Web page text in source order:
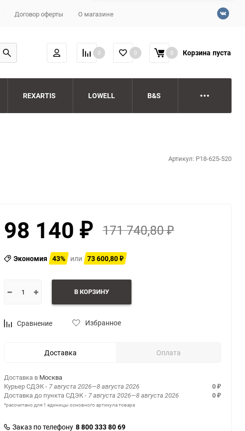
Договор оферты О магазине
0 0 0 Корзина пуста
REXARTIS LOWELL B&S
Артикул: P18-625-520
98 140 ₽ 171 740,80₽
Экономия 43% или 73 600,80 ₽
В КОРЗИНУ
Сравнение Избранное
Доставка Оплата
Доставка в Москва
Курьер СДЭК- 7 августа 2026—8 августа 2026 0 ₽
Доставка до пункта СДЭК- 7 августа 2026—8 августа 2026 0 ₽
*рассчитано для 1 единицы основного артикула товара
Заказ по телефону 8 800 333 80 69